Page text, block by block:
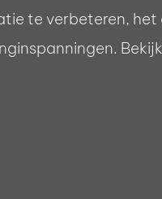
te verbeteren, het